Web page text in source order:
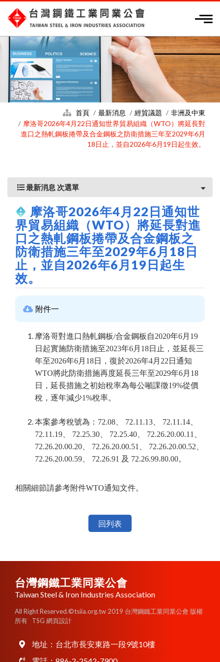
首頁 最新消息 經貿議題
非洲及中東
摩洛哥2026年4月22日通知世界貿易組織（WTO）將延長對
進口之熱軋鋼板捲帶及合金鋼板之防衛措施三年至2029年6月
18日止，並自2026年6月19日起生效。
最新消息 次選單
摩洛哥2026年4月22日通知世
界貿易組織（WTO）將延長對進
口之熱軋鋼板捲帶及合金鋼板之
防衛措施三年至2029年6月18日
止，並自2026年6月19日起生
效。
附件一
摩洛哥對進口熱軋鋼板/合金鋼板自2020年6月19
日起實施防衛措施至2023年6月18日止，並延長三
年至2026年6月18日，復於2026年4月22日通知
WTO將此防衛措施再度延長三年至2029年6月18
日，延長措施之初始稅率為每公噸課徵19%從價
稅，逐年減少1%稅率。
本案參考稅號為：72.08、 72.11.13、 72.11.14、
72.11.19、 72.25.30、 72.25.40、 72.26.20.00.11、
72.26.20.00.20、 72.26.20.00.51、 72.26.20.00.52、
72.26.20.00.59、 72.26.91 及 72.26.99.80.00。
相關細節請參考附件WTO通知文件。
回列表
台灣鋼鐵工業同業公會
Taiwan Steel & Iron Industries Association
All Right Reserved.©tsiia.org.tw 2019 台灣鋼鐵工業同業公會 版權
所有 TSG 網頁設計
地址： 台北市長安東路一段9號10樓